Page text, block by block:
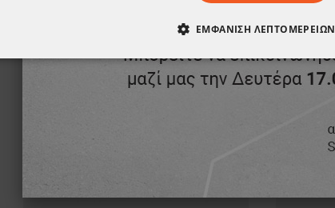
ТΟ ΠΡΟΪΌΝ ΈΧΕΙ ΕΞΑΝΤΛΗΘΕΊΕΜΦΆΝΙΣΗ ΛΕΠΤΟΜΕΡΕΙΏΝ
ΑΠΟΛΎΤΩΣ ΑΠΑΡΑΊΤΗΤΑ ΑΠΌΔΟΣΗΣ ΣΤΌΧΕΥΣΗΣ